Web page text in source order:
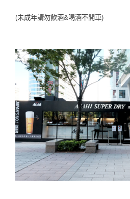
(未成年請勿飲酒&喝酒不開車)